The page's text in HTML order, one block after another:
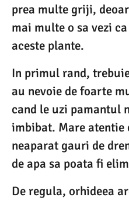
prea multe griji,
mai multe o sa vezi
aceste plante.
In primul rand,
au nevoie de foarte
cand le uzi pamantul
imbibat. Mare atentie
neaparat gauri de
de apa sa poata fi
De regula, orhideea